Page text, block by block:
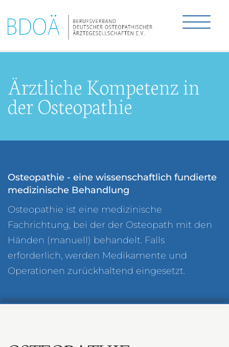
Ärztliche Kompetenz in
der Osteopathie
Osteopathie - eine wissenschaftlich fundierte
medizinische Behandlung
Osteopathie ist eine medizinische
Fachrichtung, bei der der Osteopath mit den
Händen (manuell) behandelt. Falls
erforderlich, werden Medikamente und
Operationen zurückhaltend eingesetzt.